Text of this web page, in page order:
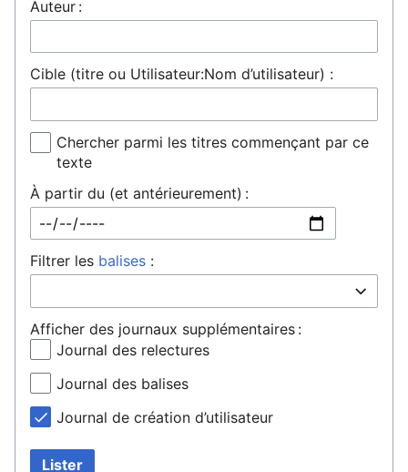
Auteur :
Cible (titre ou Utilisateur:Nom d’utilisateur) :
Chercher parmi les titres commençant par ce
texte
À partir du (et antérieurement) :
Filtrer les balises :
Afficher des journaux supplémentaires :
Journal des relectures
Journal des balises
Journal de création d’utilisateur
Lister